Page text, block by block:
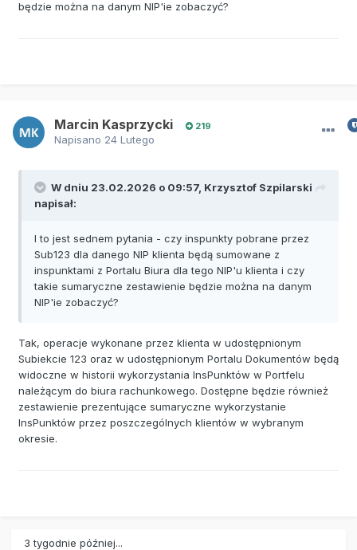
będzie można na danym NIP'ie zobaczyć?
Marcin Kasprzycki 219
Napisano 24 Lutego
W dniu 23.02.2026 o 09:57, Krzysztof Szpilarski
napisał:
I to jest sednem pytania - czy inspunkty pobrane przez
Sub123 dla danego NIP klienta będą sumowane z
inspunktami z Portalu Biura dla tego NIP'u klienta i czy
takie sumaryczne zestawienie będzie można na danym
NIP'ie zobaczyć?
Tak, operacje wykonane przez klienta w udostępnionym
Subiekcie 123 oraz w udostępnionym Portalu Dokumentów będą
widoczne w historii wykorzystania InsPunktów w Portfelu
należącym do biura rachunkowego. Dostępne będzie również
zestawienie prezentujące sumaryczne wykorzystanie
InsPunktów przez poszczególnych klientów w wybranym
okresie.
3 tygodnie później...